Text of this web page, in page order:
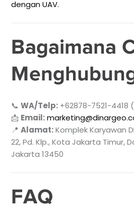
dengan UAV.
Bagaimana
📞WA/Telp: +62878-7521-4418
📩 Email:
📍Alamat:Komplek Karyawan
22, Pd. Klp., Kota Jakarta Timur,
Jakarta 13450
FAQ